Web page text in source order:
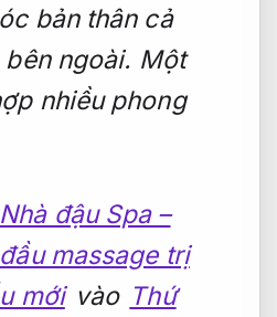
bản thân cả
ngoài. Một
nhiều phong
Nhà đậu Spa –
massage trị
mới vào Thứ